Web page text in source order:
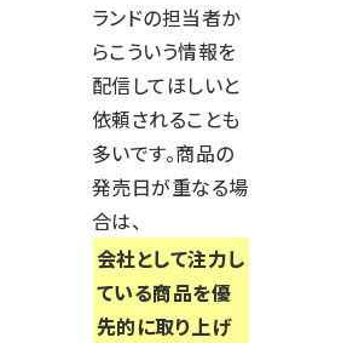
ランドの担当者か
らこういう情報を
配信してほしいと
依頼されることも
多いです。商品の
発売日が重なる場
合は、
会社として注力し
ている商品を優
先的に取り上げ